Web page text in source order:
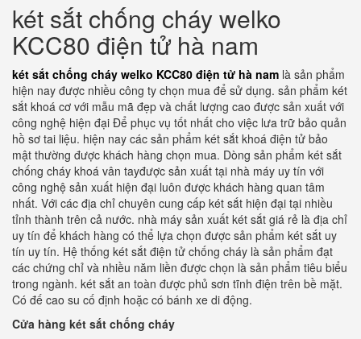
két sắt chống cháy welko
KCC80 điện tử hà nam
két sắt chống cháy welko KCC80 điện tử hà nam là sản phẩm
hiện nay được nhiều công ty chọn mua để sử dụng. sản phẩm két
sắt khoá cơ với mẫu mã đẹp và chất lượng cao được sản xuất với
công nghệ hiện đại Để phục vụ tốt nhất cho việc lưa trữ bảo quản
hồ sơ tai liệu. hiện nay các sản phẩm két sắt khoá điện tử bảo
mật thường được khách hàng chọn mua. Dòng sản phẩm két sắt
chống cháy khoá vân tayđược sản xuất tại nhà máy uy tín với
công nghệ sản xuất hiện đại luôn được khách hàng quan tâm
nhất. Với các địa chỉ chuyên cung cấp két sắt hiện đại tại nhiều
tỉnh thành trên cả nước. nhà máy sản xuất két sắt giá rẻ là địa chỉ
uy tín để khách hàng có thể lựa chọn được sản phẩm két sắt uy
tín uy tín. Hệ thống két sắt điện tử chống cháy là sản phẩm đạt
các chứng chỉ và nhiều năm liền được chọn là sản phẩm tiêu biểu
trong ngành. két sắt an toàn được phủ sơn tĩnh điện trên bề mặt.
Có đế cao su cố định hoặc có bánh xe di động.
Cửa hàng két sắt chống cháy